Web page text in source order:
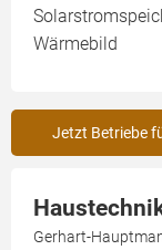
Wärmebild
Jetzt Betriebe
Gerhart-